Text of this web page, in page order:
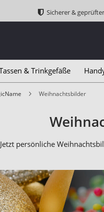
Sicherer &
& Trinkgefäße
Weihnachtsbilder
persönliche